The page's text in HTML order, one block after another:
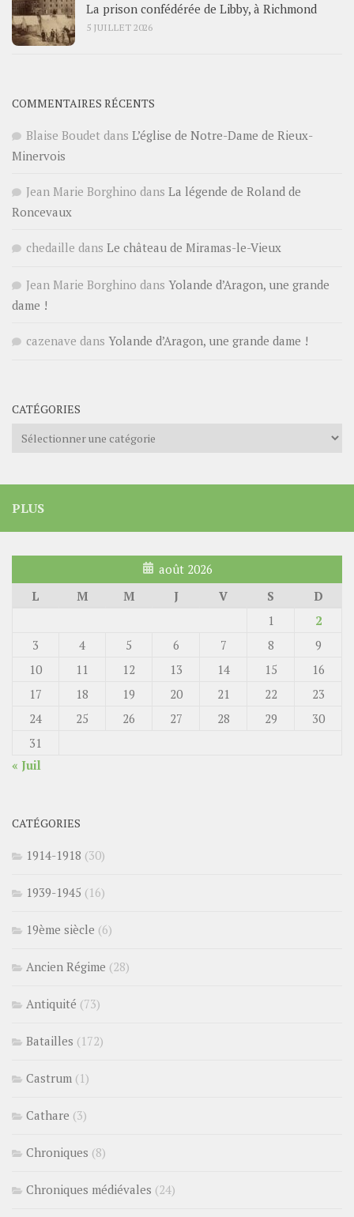
La prison confédérée de Libby, à Richmond
5 JUILLET 2026
COMMENTAIRES RÉCENTS
Blaise Boudet dans L’église de Notre-Dame de Rieux-
Minervois
Jean Marie Borghino dans La légende de Roland de
Roncevaux
chedaille dans Le château de Miramas-le-Vieux
Jean Marie Borghino dans Yolande d’Aragon, une grande
dame !
cazenave dans Yolande d’Aragon, une grande dame !
CATÉGORIES
Catégories
PLUS
août 2026
L
M M J V S
D
1
2
3
4 5 6 7 8
9
10
11 12 13 14 15
16
17
18 19 20 21 22
23
24
25 26 27 28 29
30
31
« Juil
CATÉGORIES
1914-1918 (30)
1939-1945 (16)
19ème siècle (6)
Ancien Régime (28)
Antiquité (73)
Batailles (172)
Castrum (1)
Cathare (3)
Chroniques (8)
Chroniques médiévales (24)